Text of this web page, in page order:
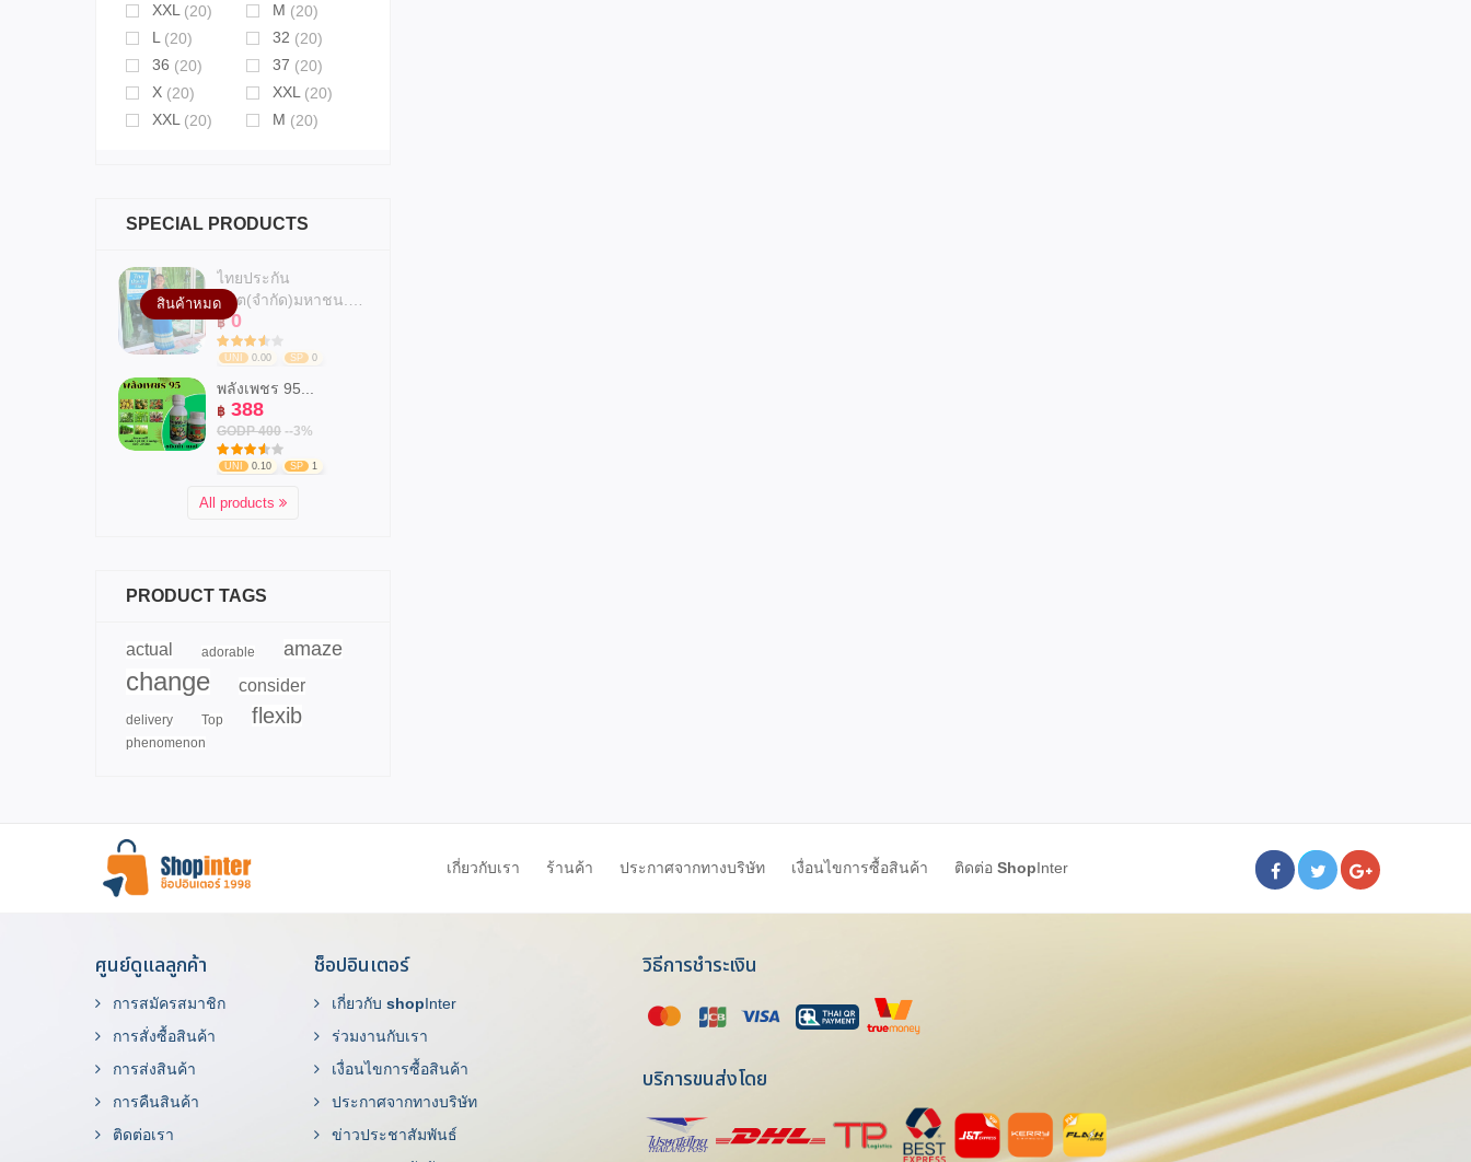
XXL (20) M (20)
L (20) 32 (20)
36 (20) 37 (20)
X (20) XXL (20)
XXL (20) M (20)
SPECIAL PRODUCTS
สินค้าหมด
ไทยประกัน
฿ 0
UNI 0.00 SP 0
พลังเพชร 95...
฿ 388
GODP 400 --3%
UNI 0.10 SP 1
All products
PRODUCT TAGS
actual adorable amaze
change consider
delivery Top flexib
phenomenon
เกี่ยวกับเรา ร้านค้า ประกาศจากทางบริษัท เงื่อนไขการซื้อสินค้า ติดต่อ ShopInter
ศูนย์ดูแลลูกค้า
การสมัครสมาชิก
การสั่งซื้อสินค้า
การส่งสินค้า
การคืนสินค้า
ติดต่อเรา
ช็อปอินเตอร์
เกี่ยวกับ shopInter
ร่วมงานกับเรา
เงื่อนไขการซื้อสินค้า
ประกาศจากทางบริษัท
ข่าวประชาสัมพันธ์
วิธีการชำระเงิน
บริการขนส่งโดย